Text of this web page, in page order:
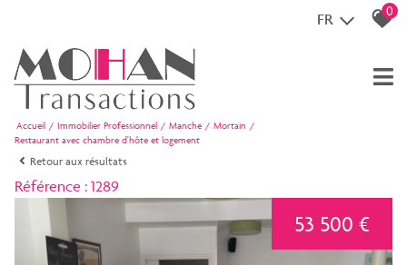
FR 0
Accueil Immobilier Professionnel Manche
Mortain
Restaurant avec chambre d'hôte et logement
Retour aux résultats
Référence : 1289
53 500 €